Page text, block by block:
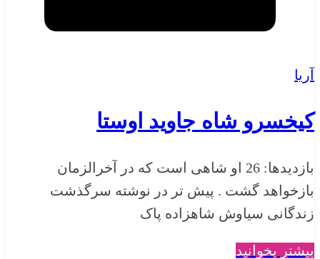
آریا
کیخسرو شاه جاوید اوستا
بازدیدها: 26 او شاهی است که در آخرالزمان
بازخواهد گشت . پیش تر در نوشته سرگذشت
زندگانی سیاوش شاهزاده پاک
بیشتر بخوانید